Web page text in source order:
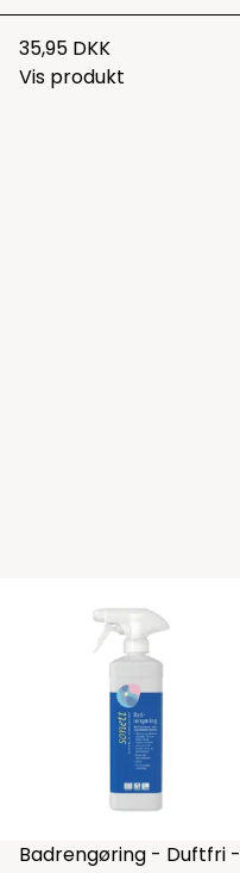
35,95 DKK
Vis produkt
Badrengøring - Duftfri -